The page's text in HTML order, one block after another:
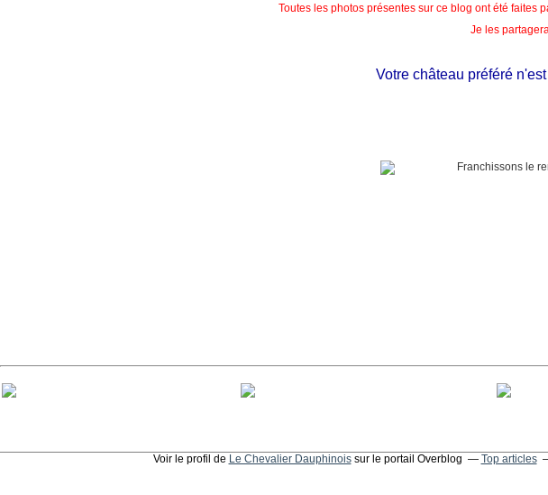
Toutes les photos présentes sur ce blog ont été faites
Je les
Votre château préféré n'est
Voir le profil de Le Chevalier Dauphinoissur le portail Overblog Top articles